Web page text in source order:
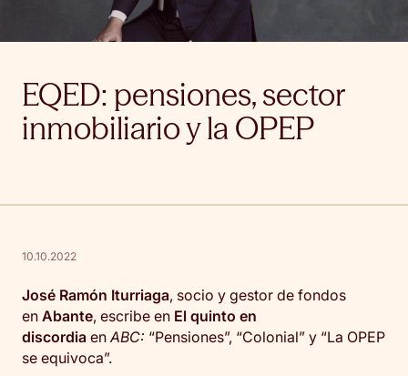
EQED: pensiones, sector
inmobiliario y la OPEP
10.10.2022
José Ramón Iturriaga, socio y gestor de fondos
en Abante, escribe en El quinto en
discordia en ABC: “Pensiones”, “Colonial” y “La OPEP
se equivoca”.